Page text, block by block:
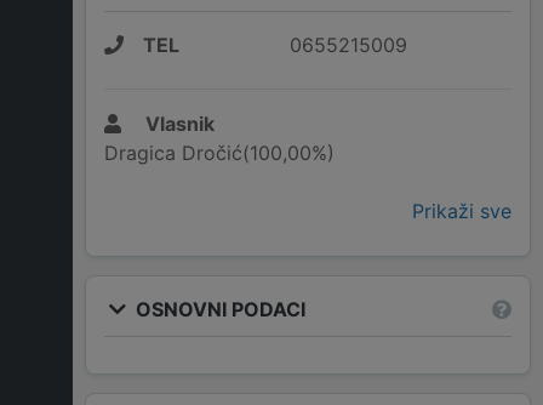
TEL 0655215009
Vlasnik
Dragica Dročić(100,00%)
Prikaži sve
OSNOVNI PODACI